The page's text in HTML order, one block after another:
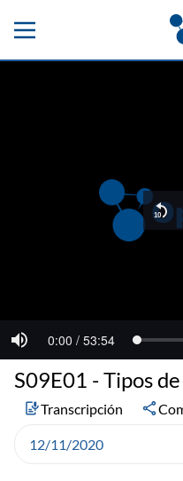
S09E01 - Tipos
Transcripción
12/11/2020